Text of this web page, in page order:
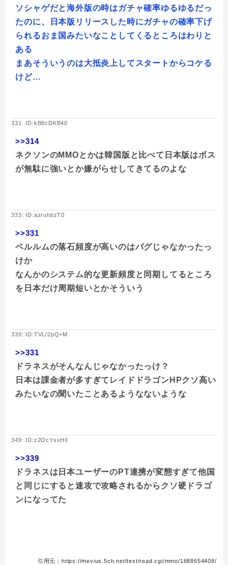
ソシャゲだと海外版の時はガチャ確率ゆるゆるだっ
たのに、日本版リリースした時にガチャの確率下げ
られるおま国みたいなことしてくるところはわりと
ある
まあそういうのは大抵炎上してスタートからコケる
けど…
331: ID:kB8cDKB40
>>314
ネクソンのMMOとかは韓国版と比べて日本版はボス
が無駄に強いとか嫌がらせしてきてるのよな
333: ID:azruhbzT0
>>331
ベルルムの落石頻度が高いのはバグじゃなかったっ
けか
なんかのシステム的な更新頻度と同期してるところ
を日本だけ周期短いとかそういう
339: ID:TVL/2pQ+M
>>331
ドラネスがそんなんじゃなかったっけ？
日本は課金者が多すぎてレイドドラゴンHPクソ高い
みたいなの聞いたことあるようなないような
349: ID:z2OcYsxH0
>>339
ドラネスは日本ユーザーのPT連携が変態すぎて他国
と同じにすると速攻で攻略されるからクソ硬ドラゴ
ンになってた
引用元：https://mevius.5ch.net/test/read.cgi/mmo/1688654408/